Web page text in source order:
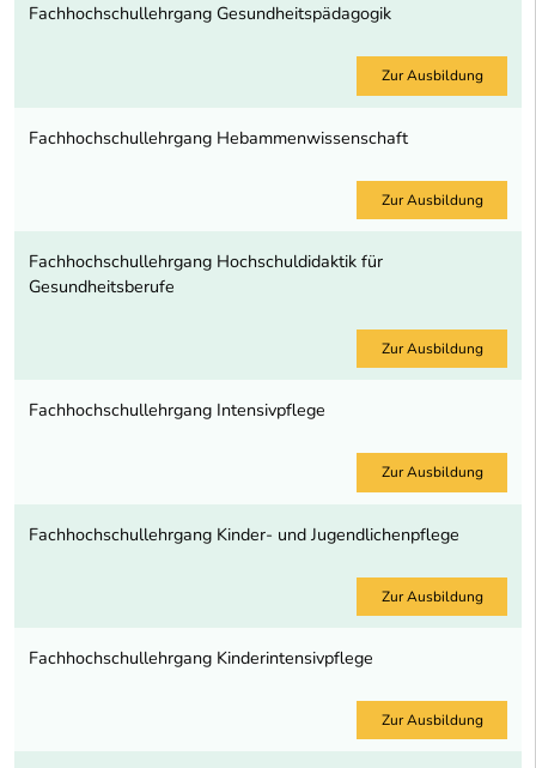
Fachhochschullehrgang Gesundheitspädagogik
Zur Ausbildung
Fachhochschullehrgang Hebammenwissenschaft
Zur Ausbildung
Fachhochschullehrgang Hochschuldidaktik für
Gesundheitsberufe
Zur Ausbildung
Fachhochschullehrgang Intensivpflege
Zur Ausbildung
Fachhochschullehrgang Kinder- und Jugendlichenpflege
Zur Ausbildung
Fachhochschullehrgang Kinderintensivpflege
Zur Ausbildung